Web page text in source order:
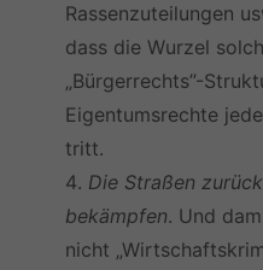
Rassenzuteilungen
dass die Wurzel
„Bürgerrechts”-
Eigentumsrechte
tritt.
Die Straßen
bekämpfen. Und
nicht